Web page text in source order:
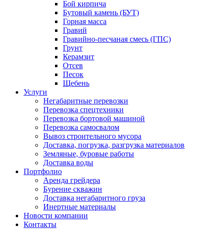
Бой кирпича
Бутовый камень (БУТ)
Горная масса
Гравий
Гравийно-песчаная смесь (ГПС)
Грунт
Керамзит
Отсев
Песок
Щебень
Услуги
Негабаритные перевозки
Перевозка спецтехники
Перевозка бортовой машиной
Перевозка самосвалом
Вывоз строительного мусора
Доставка, погрузка, разгрузка материалов
Земляные, буровые работы
Доставка воды
Портфолио
Аренда грейдера
Бурение скважин
Доставка негабаритного груза
Инертные материалы
Новости компании
Контакты